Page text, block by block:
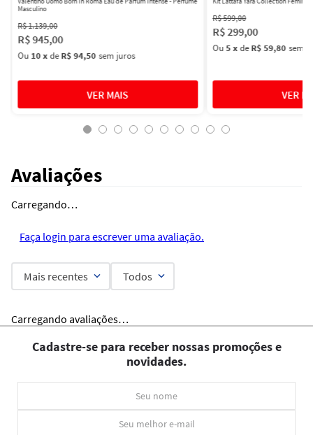
Masculino
R$1.139,00
R$945,00
Ou 10xdeR$ 94,50 sem juros
R$599,00
R$299,00
Ou5xdeR$ 59,80 sem
Avaliações
Carregando…
Faça login para escrever uma avaliação.
Mais recentes Todos
Carregando avaliações…
Cadastre-se para receber nossas promoções e
novidades.